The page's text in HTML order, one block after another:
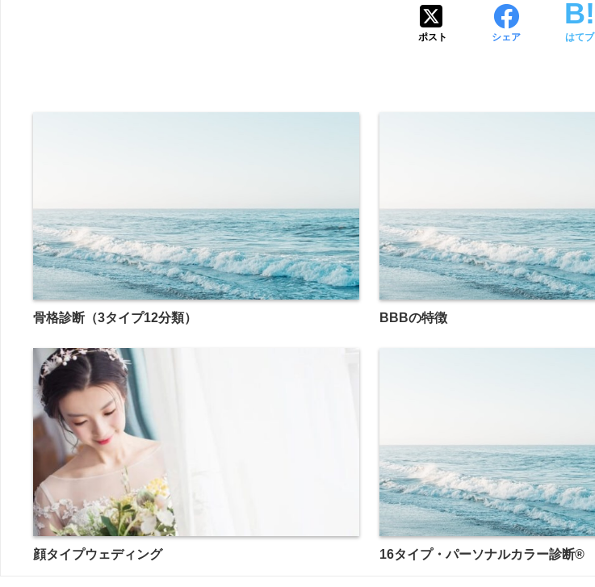
ポスト シェア はてブ
骨格診断（3タイプ12分類） BBBの特徴
顔タイプウェディング 16タイプ・パーソナルカラー診断®